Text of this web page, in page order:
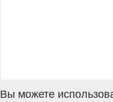
Вы можете